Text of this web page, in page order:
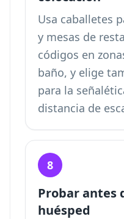
Usa caballetes
y mesas de
códigos en
baño, y elige
para la
distancia de
8
Probar antes
huésped